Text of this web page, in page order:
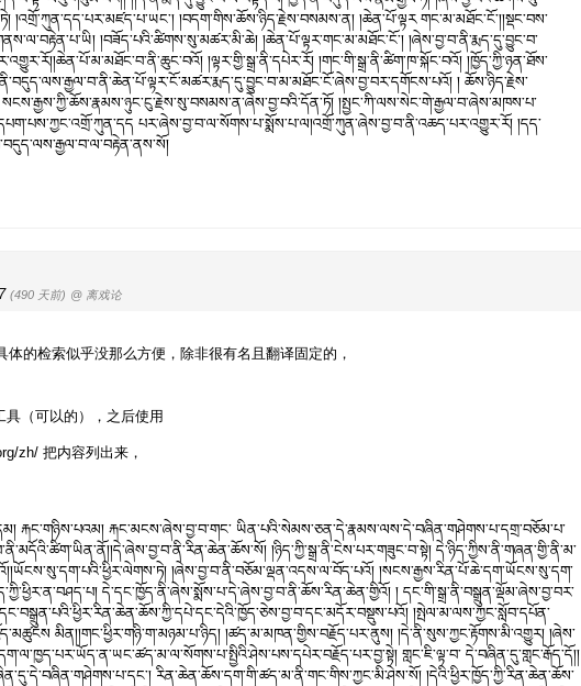
།འགྲོ་ཀུན་དད་པར་མཛད་པ་ཡང་། །བདག་གིས་ཆོས་ཉིད་རྗེས་བསམས་ན། །ཆེན་པོ་ལྟར གང་མ་མཐོང་ངོ་།།སྡང་བས་
།བཟོད་པའི་ཚིགས་སུ་མཚར་མི་ཆེ། །ཆེན་པོ་ལྟར་གང་མ་མཐོང་ངོ་། །ཞེས་བྱ་བ་ནི་རྨད་དུ་བྱུང་བ་
།ལྟར་གྱི་སྒྲ་ནི་དཔེར་རོ། །གང་གི་སྒྲ་ནི་ཚིག་ཁ་སྐོང་བའོ། །ཁྱོད་ཀྱི་ཉན་ཐོས་
། ཆོས་ཉིད་རྗེས་
།སྤྱང་ཀི་ལས་སེང་གེ་རྒྱལ་བ་ཞེས་མཁས་པ་
པར་ཞེས་བྱ་བ་ལ་སོགས་པ་སྨོས་པ་ལ།འགྲོ་ཀུན་ཞེས་བྱ་བ་ནི་འཆད་པར་འགྱུར་རོ། །དད་
(490 天前) @ 离戏论
的检索似乎没那么方便，除非很有名且翻译固定的，
（可以的），之后使用
zh/ 把内容列出来，
རྐང་གཉིས་པའམ། རྐང་མངས་ཞེས་བྱ་བ་གང་ ཡིན་པའི་སེམས་ཅན་དེ་རྣམས་ལས་དེ་བཞིན་གཤེགས་པ་དགྲ་བཅོམ་པ་
།ཉིད་ཀྱི་སྒྲ་ནི་ངེས་པར་གཟུང་བ་སྟེ། དེ་ཉིད་ཀྱིས་ནི་གཞན་གྱི་ནི་མ་
།ཞེས་བྱ་བ་ནི་བཅོམ་ལྡན་འདས་ལ་བོད་པའོ། །སངས་རྒྱས་རིན་པོ་ཆེ་དག་ཡོངས་སུ་དག་
དེ་དང་ཁྱོད་ནི་ཞེས་སྨོས་པ་དེ་ཞེས་བྱ་བ་ནི་ཆོས་རིན་ཆེན་གྱིའོ། ། དང་གི་སྒྲ་ནི་བསྒྲུན་ལྡོམ་ཞེས་བྱ་བར་
།སྤེལ་མ་ལས་ཀྱང་སློབ་དཔོན་
མིན།།གང་ཕྱིར་གཉི་ག་མཉམ་པ་ཉིད། །ཚད་མ་མཁན་གྱིས་བརྗོད་པར་ནུས། །དེ་ནི་སུས་ཀྱང་རྟོགས་མི་འགྱུར། །ཞེས་
གླང་ཇི་ལྟ་བ་ དེ་བཞིན་དུ་གླང་རྒོད་དོ།།
རིན་ཆེན་ཆོས་དག་གི་ཚད་མ་ནི་གང་གིས་ཀྱང་མི་ཤེས་སོ། །དེའི་ཕྱིར་ཁྱོད་ཀྱི་རིན་ཆེན་ཆོས་